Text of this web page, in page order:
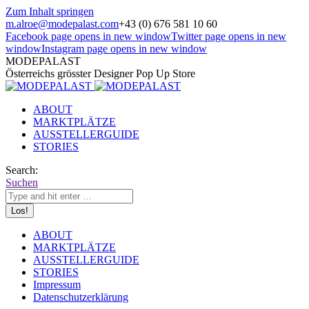
Zum Inhalt springen
m.alroe@modepalast.com+43 (0) 676 581 10 60
Facebook page opens in new windowTwitter page opens in new
windowInstagram page opens in new window
MODEPALAST
Österreichs grösster Designer Pop Up Store
ABOUT
MARKTPLÄTZE
AUSSTELLERGUIDE
STORIES
Search:
Suchen
ABOUT
MARKTPLÄTZE
AUSSTELLERGUIDE
STORIES
Impressum
Datenschutzerklärung